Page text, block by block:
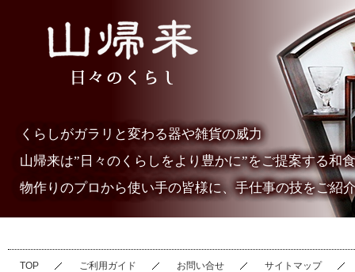
くらしがガラリと変わる器や雑貨の威力
山帰来は”日々のくらしをより豊かに”をご提案する和
物作りのプロから使い手の皆様に、手仕事の技をご紹
TOP ご利用ガイド お問い合せ サイトマップ